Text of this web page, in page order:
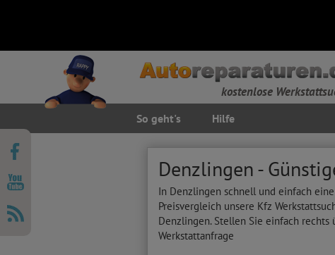
kostenlose
So geht's Hilfe
Denzlingen -
In Denzlingen schnell und einfach
Preisvergleich unsere Kfz
Denzlingen. Stellen Sie einfach rechts
Werkstattanfrage